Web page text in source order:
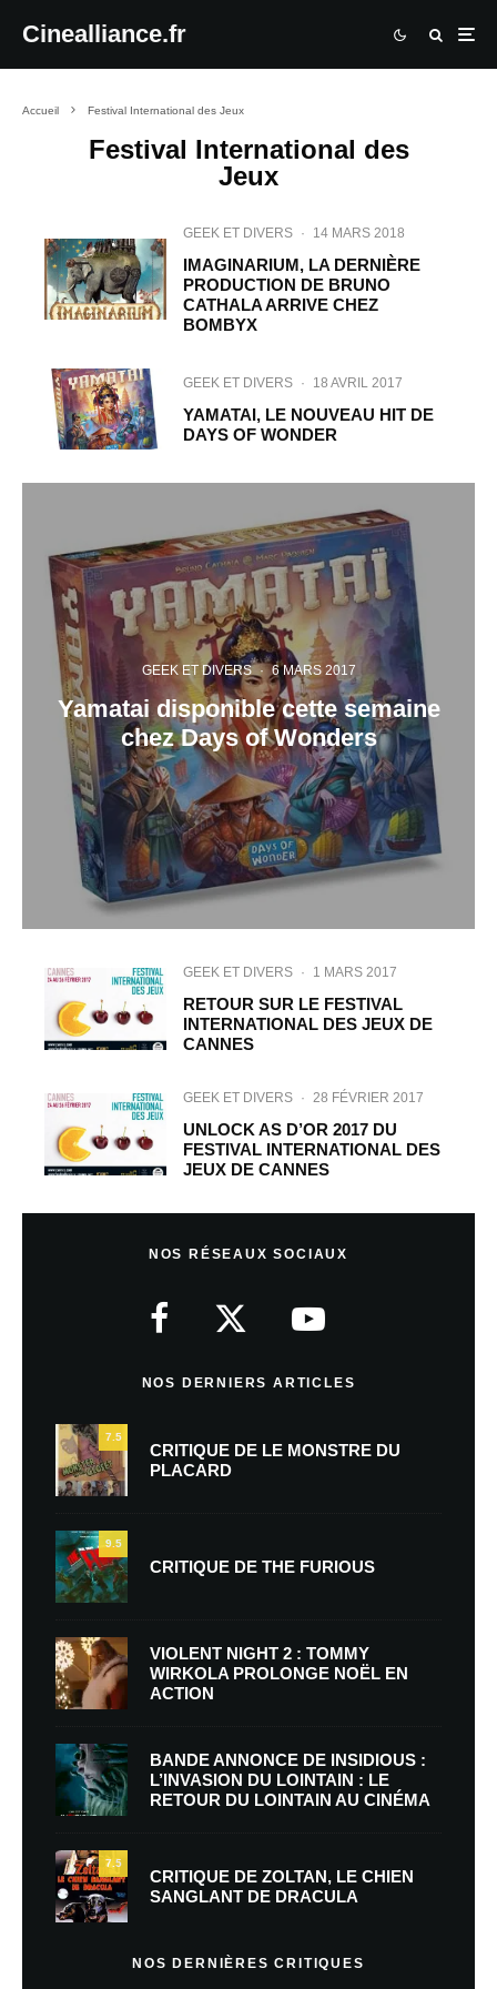
Cinealliance.fr
Accueil Festival International des Jeux
Festival International des
Jeux
GEEK ET DIVERS · 14 MARS 2018
IMAGINARIUM, LA DERNIÈRE
PRODUCTION DE BRUNO
CATHALA ARRIVE CHEZ
BOMBYX
GEEK ET DIVERS · 18 AVRIL 2017
YAMATAI, LE NOUVEAU HIT DE
DAYS OF WONDER
GEEK ET DIVERS · 6 MARS 2017
Yamatai disponible cette semaine
chez Days of Wonders
GEEK ET DIVERS · 1 MARS 2017
RETOUR SUR LE FESTIVAL
INTERNATIONAL DES JEUX DE
CANNES
GEEK ET DIVERS · 28 FÉVRIER 2017
UNLOCK AS D’OR 2017 DU
FESTIVAL INTERNATIONAL DES
JEUX DE CANNES
NOS RÉSEAUX SOCIAUX
NOS DERNIERS ARTICLES
7.5
CRITIQUE DE LE MONSTRE DU
PLACARD
9.5
CRITIQUE DE THE FURIOUS
VIOLENT NIGHT 2 : TOMMY
WIRKOLA PROLONGE NOËL EN
ACTION
BANDE ANNONCE DE INSIDIOUS :
L’INVASION DU LOINTAIN : LE
RETOUR DU LOINTAIN AU CINÉMA
7.5
CRITIQUE DE ZOLTAN, LE CHIEN
SANGLANT DE DRACULA
NOS DERNIÈRES CRITIQUES